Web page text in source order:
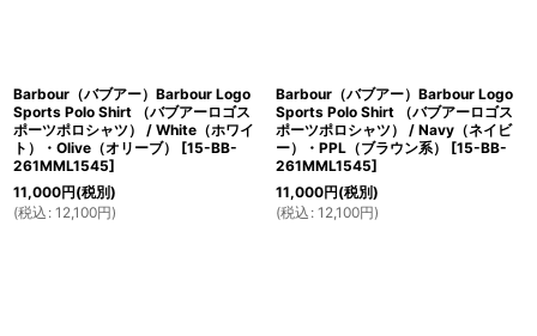
Barbour（バブアー）Barbour Logo
Sports Polo Shirt （バブアーロゴス
ポーツポロシャツ） / White（ホワイ
ト）・Olive（オリーブ）
[15-BB-
261MML1545]
11,000円(税別)
(税込 : 12,100円)
Barbour（バブアー）Barbour Logo
Sports Polo Shirt （バブアーロゴス
ポーツポロシャツ） / Navy（ネイビ
ー）・PPL（ブラウン系）
[15-BB-
261MML1545]
11,000円(税別)
(税込 : 12,100円)